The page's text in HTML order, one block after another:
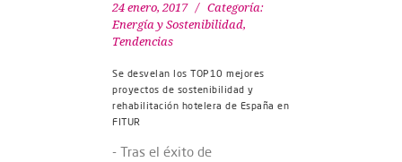
24 enero, 2017
Categoría:
Energía y Sostenibilidad,
Tendencias
Se desvelan los TOP10 mejores
proyectos de sostenibilidad y
rehabilitación hotelera de España en
FITUR
- Tras el éxito de